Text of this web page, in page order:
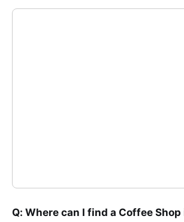
Q: Where can I find a Coffee